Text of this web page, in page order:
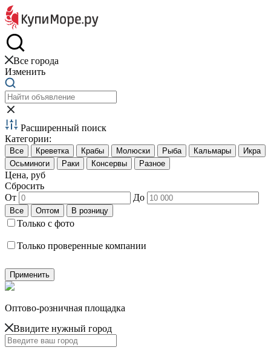
Все города
Изменить
Расширенный поиск
Категории:
Цена, руб
Сбросить
От
До
Только с фото
Только проверенные компании
Оптово-розничная площадка
Ввидите нужный город